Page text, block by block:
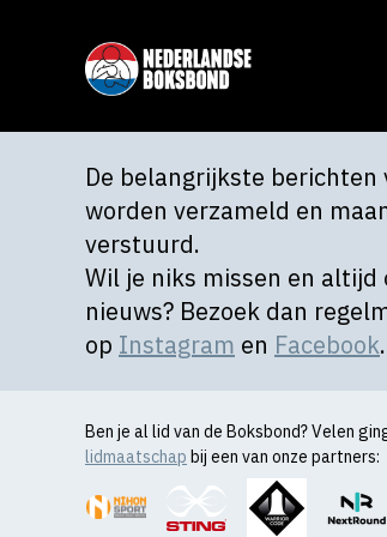
De belangrijkste berichten
worden verzameld en
verstuurd.
Wil je niks missen en
nieuws? Bezoek dan
op Instagram en Facebook.
Ben je al lid van de Boksbond? Velen
lidmaatschap bij een van onze partners: